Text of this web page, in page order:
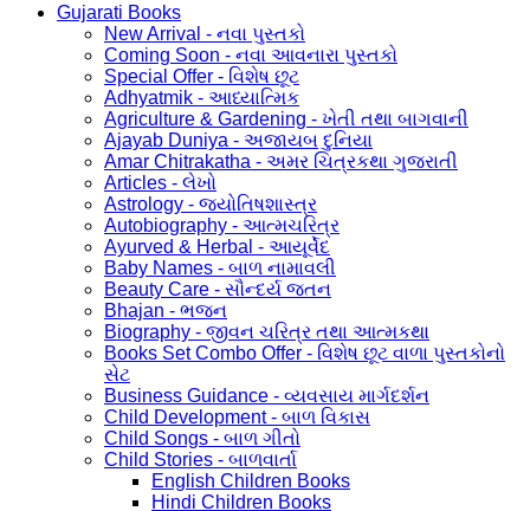
Gujarati Books
New Arrival - નવા પુસ્તકો
Coming Soon - નવા આવનારા પુસ્તકો
Special Offer - વિશેષ છૂટ
Adhyatmik - આધ્યાત્મિક
Agriculture & Gardening - ખેતી તથા બાગવાની
Ajayab Duniya - અજાયબ દુનિયા
Amar Chitrakatha - અમર ચિત્રકથા ગુજરાતી
Articles - લેખો
Astrology - જ્યોતિષશાસ્ત્ર
Autobiography - આત્મચરિત્ર
Ayurved & Herbal - આયૂર્વેદ
Baby Names - બાળ નામાવલી
Beauty Care - સૌન્દર્ય જતન
Bhajan - ભજન
Biography - જીવન ચરિત્ર તથા આત્મકથા
Books Set Combo Offer - વિશેષ છૂટ વાળા પુસ્તકોનો
સેટ
Business Guidance - વ્યવસાય માર્ગદર્શન
Child Development - બાળ વિકાસ
Child Songs - બાળ ગીતો
Child Stories - બાળવાર્તા
English Children Books
Hindi Children Books